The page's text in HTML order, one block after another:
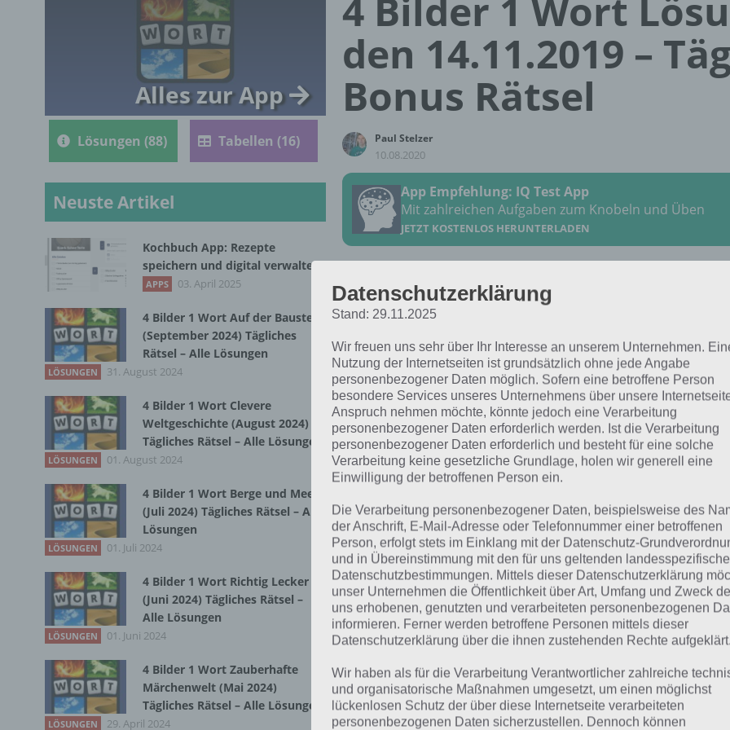
4 Bilder 1 Wort
den 14.11.2019 –
Bonus Rätsel
Paul Stelzer
10.08.2020
App Empfehlung: IQ Test App
Mit zahlreichen Aufgaben zum Knobeln und Üben
JETZT KOSTENLOS HERUNTERLADEN
November 2019 in 4 Bilder 1 Wort. Wenn du dort aktuell
für dich:
BLITZ
Bei dieser Lösung handelt es sich um das tägliche Bonus
wir noch die Links beispielsweise zum täglichen Rätsel und
Tägliches Rätsel:Zur Lösung vom 14.11.2019
Rätsel aus dem Jahr 2018:Schau mal, was vor einem Jahr,
gesucht war
Zur Übersicht:4 Bilder 1 Wort Lösungen zu Amsterdam im
Alles zur App
Lösungen (88) Tabellen (16)
Neuste Artikel
Kochbuch App: Rezepte
speichern und digital verwalten
APPS 03. April 2025
4 Bilder 1 Wort Auf der Baustelle
(September 2024) Tägliches
Rätsel – Alle Lösungen
LÖSUNGEN 31. August 2024
4 Bilder 1 Wort Clevere
Weltgeschichte (August 2024)
Tägliches Rätsel – Alle Lösungen
LÖSUNGEN 01. August 2024
4 Bilder 1 Wort Berge und Meer
(Juli 2024) Tägliches Rätsel – Alle
Lösungen
LÖSUNGEN 01. Juli 2024
4 Bilder 1 Wort Richtig Lecker
(Juni 2024) Tägliches Rätsel –
Alle Lösungen
LÖSUNGEN 01. Juni 2024
4 Bilder 1 Wort Zauberhafte
Märchenwelt (Mai 2024)
Tägliches Rätsel – Alle Lösungen
LÖSUNGEN 29. April 2024
Datenschutzerklärung
Stand: 29.11.2025
Wir freuen uns sehr über Ihr Interesse an unserem Unternehmen.
Nutzung der Internetseiten ist grundsätzlich ohne jede Angabe
personenbezogener Daten möglich. Sofern eine betroffene Person
besondere Services unseres Unternehmens über unsere
Anspruch nehmen möchte, könnte jedoch eine Verarbeitung
personenbezogener Daten erforderlich werden. Ist die Verarbeitung
personenbezogener Daten erforderlich und besteht für eine solche
Verarbeitung keine gesetzliche Grundlage, holen wir generell eine
Einwilligung der betroffenen Person ein.
Die Verarbeitung personenbezogener Daten, beispielsweise des
der Anschrift, E-Mail-Adresse oder Telefonnummer einer betroffenen
Person, erfolgt stets im Einklang mit der Datenschutz-
und in Übereinstimmung mit den für uns geltenden
Datenschutzbestimmungen. Mittels dieser Datenschutzerklärung
unser Unternehmen die Öffentlichkeit über Art, Umfang und Zweck
uns erhobenen, genutzten und verarbeiteten personenbezogenen
informieren. Ferner werden betroffene Personen mittels dieser
Datenschutzerklärung über die ihnen zustehenden Rechte
Wir haben als für die Verarbeitung Verantwortlicher zahlreiche
und organisatorische Maßnahmen umgesetzt, um einen möglichst
lückenlosen Schutz der über diese Internetseite verarbeiteten
personenbezogenen Daten sicherzustellen. Dennoch können